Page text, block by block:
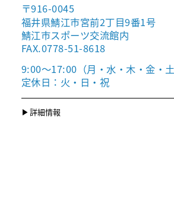
〒916-0045
福井県鯖江市宮前2丁目9番1号
鯖江市スポーツ交流館内
FAX.0778-51-8618
9:00〜17:00（月・水・木・金・土
定休日：火・日・祝
詳細情報